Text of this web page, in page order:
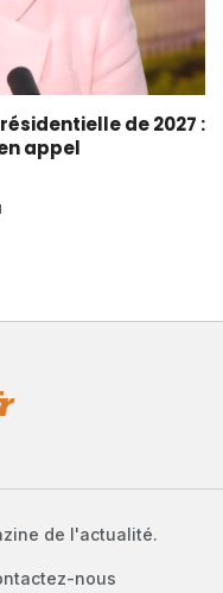
de 2027 :
appel
de l'actualité.
nous